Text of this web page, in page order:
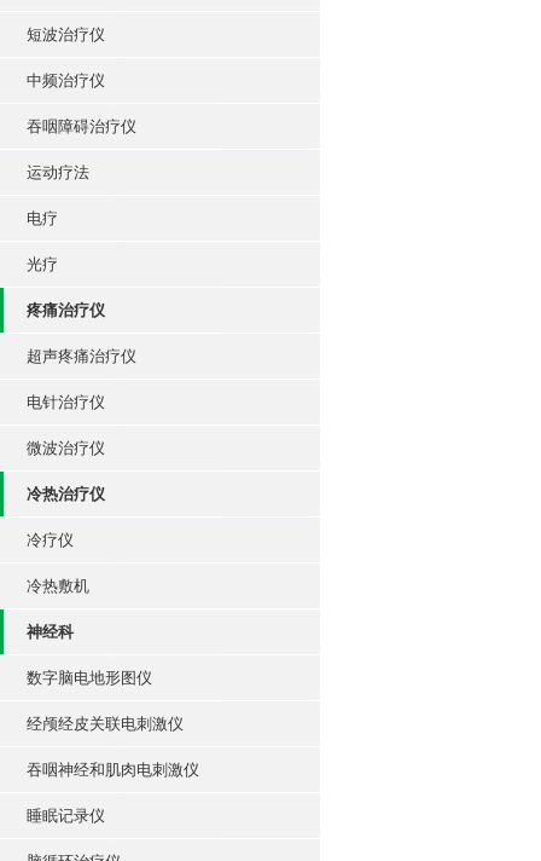
短波治疗仪
中频治疗仪
吞咽障碍治疗仪
运动疗法
电疗
光疗
疼痛治疗仪
超声疼痛治疗仪
电针治疗仪
微波治疗仪
冷热治疗仪
冷疗仪
冷热敷机
神经科
数字脑电地形图仪
经颅经皮关联电刺激仪
吞咽神经和肌肉电刺激仪
睡眠记录仪